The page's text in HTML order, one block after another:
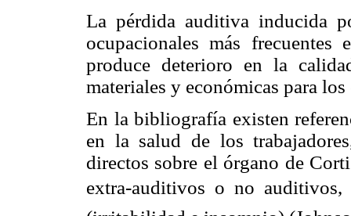
La pérdida auditiva inducida
ocupacionales más frecuentes
produce deterioro en la
materiales y económicas para
En la bibliografía existen
en la salud de los
directos sobre el órgano de
extra-auditivos o no